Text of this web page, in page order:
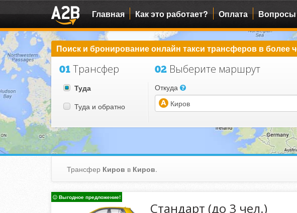
Главная Как это работает? Оплата Вопросы
Поиск и бронирование онлайн такси трансферов в более
01 Трансфер
Туда
Туда и обратно
02Выберите маршрут
Откуда
Трансфер Киров в Киров.
Выгодное предложение!
Стандарт (до 3 чел.)